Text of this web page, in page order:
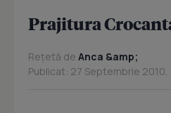
Prajitura
Rețetă de Anca &amp;
Publicat: 27 Septembrie 2010,